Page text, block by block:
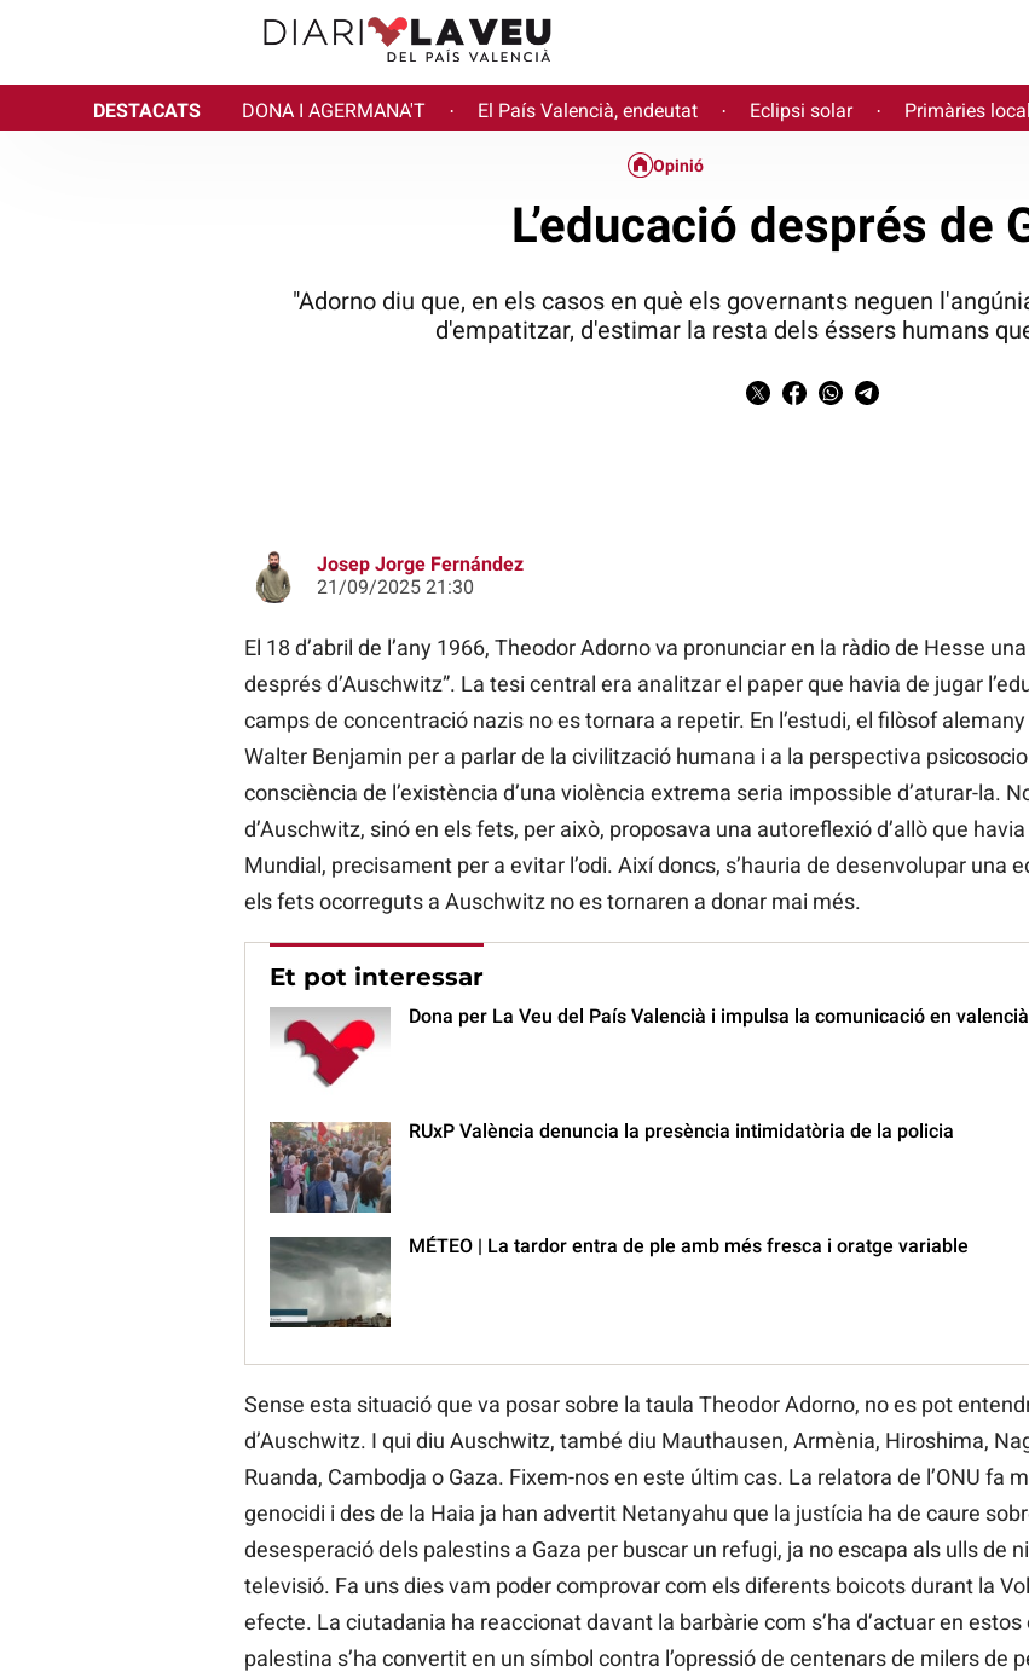
DESTACATS DONA I AGERMANA'T · El País Valencià, endeutat · Eclipsi solar · Primàries
Opinió
L’educació després de
"Adorno diu que, en els casos en què els governants neguen
d'empatitzar, d'estimar la resta dels éssers humans
Josep Jorge Fernández
21/09/2025 21:30
El 18 d’abril de l’any 1966, Theodor Adorno va pronunciar en la ràdio de Hesse
després d’Auschwitz”. La tesi central era analitzar el paper que havia de jugar
camps de concentració nazis no es tornara a repetir. En l’estudi, el filòsof
Walter Benjamin per a parlar de la civilització humana i a la perspectiva
consciència de l’existència d’una violència extrema seria impossible d’aturar-la.
d’Auschwitz, sinó en els fets, per això, proposava una autoreflexió d’allò que
Mundial, precisament per a evitar l’odi. Així doncs, s’hauria de desenvolupar una
els fets ocorreguts a Auschwitz no es tornaren a donar mai més.
Et pot interessar
Dona per La Veu del País Valencià i impulsa la comunicació en
RUxP València denuncia la presència intimidatòria de la policia
MÉTEO | La tardor entra de ple amb més fresca i oratge variable
Sense esta situació que va posar sobre la taula Theodor Adorno, no es pot
d’Auschwitz. I qui diu Auschwitz, també diu Mauthausen, Armènia, Hiroshima,
Ruanda, Cambodja o Gaza. Fixem-nos en este últim cas. La relatora de l’ONU fa
genocidi i des de la Haia ja han advertit Netanyahu que la justícia ha de caure
desesperació dels palestins a Gaza per buscar un refugi, ja no escapa als ulls de
televisió. Fa uns dies vam poder comprovar com els diferents boicots durant la
efecte. La ciutadania ha reaccionat davant la barbàrie com s’ha d’actuar en
palestina s’ha convertit en un símbol contra l’opressió de centenars de milers de